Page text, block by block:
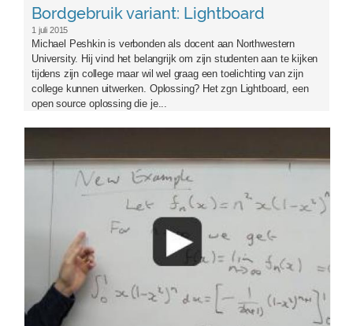
Bordgebruik variant: Lightboard
1 juli 2015
Michael Peshkin is verbonden als docent aan Northwestern
University. Hij vind het belangrijk om zijn studenten aan te kijken
tijdens zijn college maar wil wel graag een toelichting van zijn
college kunnen uitwerken. Oplossing? Het zgn Lightboard, een
open source oplossing die je...